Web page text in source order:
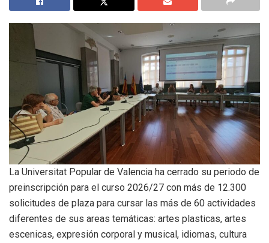
La Universitat Popular de Valencia ha cerrado su periodo de
preinscripción para el curso 2026/27 con más de 12.300
solicitudes de plaza para cursar las más de 60 actividades
diferentes de sus areas temáticas: artes plasticas, artes
escenicas, expresión corporal y musical, idiomas, cultura